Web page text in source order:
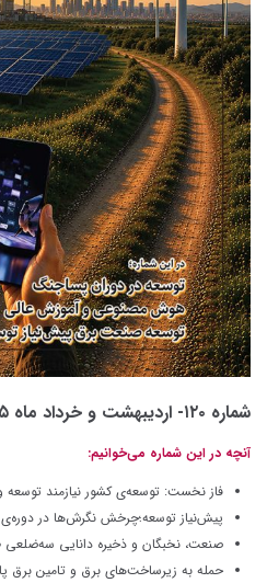
شماره ۱۲۰- اردیبهشت و خرداد ماه ۱۴۰۵
آنچه در این شماره می‌خوانیم:
فاز نخست: توسعه‌ی کشور نیازمند
پیش‌نیاز توسعه؛چرخش نگرش‌ها در
صنعت، نخبگان و ذخیره دانایی سه‌ضلعی
حمله به زیرساخت‌های برق و تامین برق